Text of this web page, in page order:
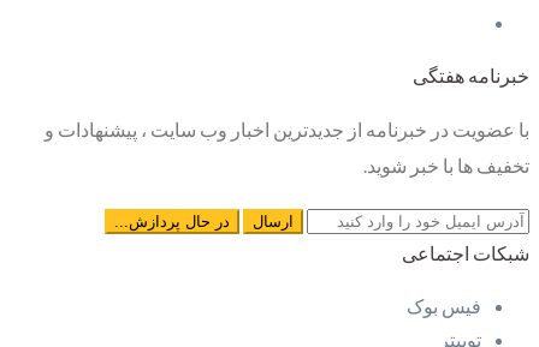
خبرنامه هفتگی
با عضویت در خبرنامه از جدیدترین اخبار وب سایت ، پیشنهادات و
تخفیف ها با خبر شوید.
شبکات اجتماعی
فیس بوک
توییتر